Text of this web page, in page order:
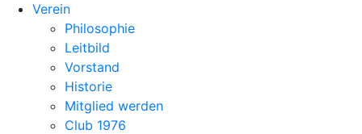
Verein
Philosophie
Leitbild
Vorstand
Historie
Mitglied werden
Club 1976